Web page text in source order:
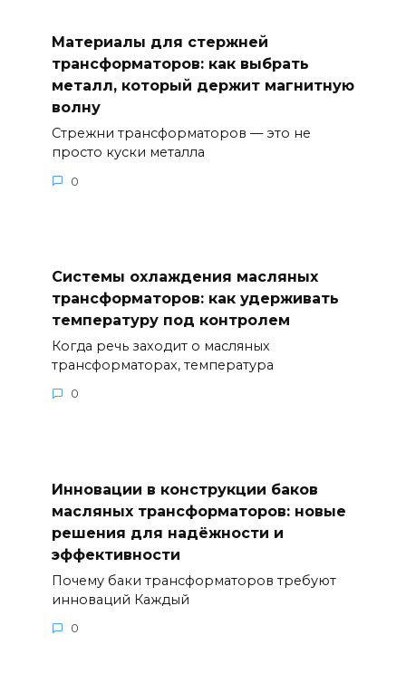
Материалы для стержней
трансформаторов: как выбрать
металл, который держит магнитную
волну
Стрежни трансформаторов — это не
просто куски металла
0
Системы охлаждения масляных
трансформаторов: как удерживать
температуру под контролем
Когда речь заходит о масляных
трансформаторах, температура
0
Инновации в конструкции баков
масляных трансформаторов: новые
решения для надёжности и
эффективности
Почему баки трансформаторов требуют
инноваций Каждый
0